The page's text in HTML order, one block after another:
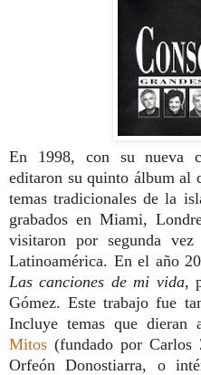
En 1998, con su nueva
editaron su quinto álbum al
temas tradicionales de la
grabados en Miami,
visitaron por segunda
Latinoamérica. En el año
Las canciones de mi vida,
Gómez. Este trabajo fue
Incluye temas que dieran
Mitos (fundado por Carlos
Orfeón Donostiarra, o